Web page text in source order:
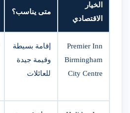
الخيار
الاقتصادي
متى يناسب؟
Premier Inn
Birmingham
City Centre
إقامة بسيطة
وقيمة جيدة
للعائلات